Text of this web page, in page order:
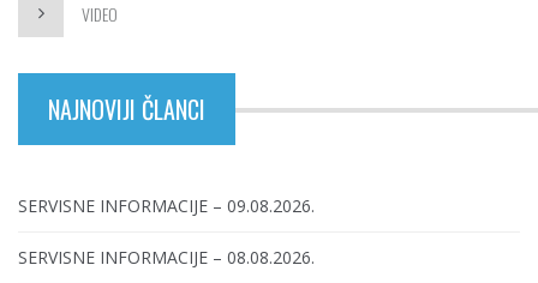
VIDEO
NAJNOVIJI ČLANCI
SERVISNE INFORMACIJE – 09.08.2026.
SERVISNE INFORMACIJE – 08.08.2026.